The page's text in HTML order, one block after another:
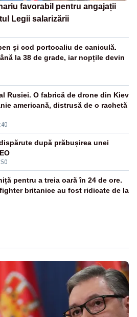
favorabil pentru angajații
Legii salarizării
și cod portocaliu de caniculă.
la 38 de grade, iar nopțile devin
Rusiei. O fabrică de drone din Kiev
americană, distrusă de o rachetă
după prăbușirea unei
pentru a treia oară în 24 de ore.
britanice au fost ridicate de la